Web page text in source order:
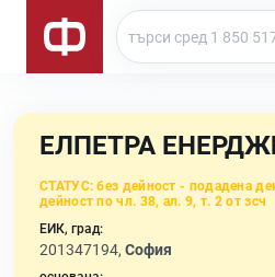
ЕЛПЕТРА
СТАТУС: без дейност - подадена
дейност по чл. 38, ал. 9, т. 2 от зсч
ЕИК, град:
201347194, София